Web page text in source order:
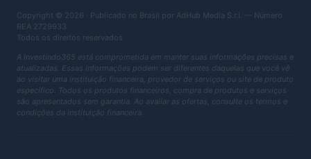
Copyright © 2026 · Publicado no Brasil por AdHub Media S.r.l. — Número
REA 2729933
Todos os direitos reservados
A Investindo365 está comprometida em manter suas informações precisas e
atualizadas. Essas informações podem ser diferentes daquelas que você vê
ao visitar uma instituição financeira, provedor de serviços ou site de produto
específico. Todos os produtos financeiros, compra de produtos e serviços
são apresentados sem garantia. Ao avaliar as ofertas, consulte os termos e
condições da instituição financeira.